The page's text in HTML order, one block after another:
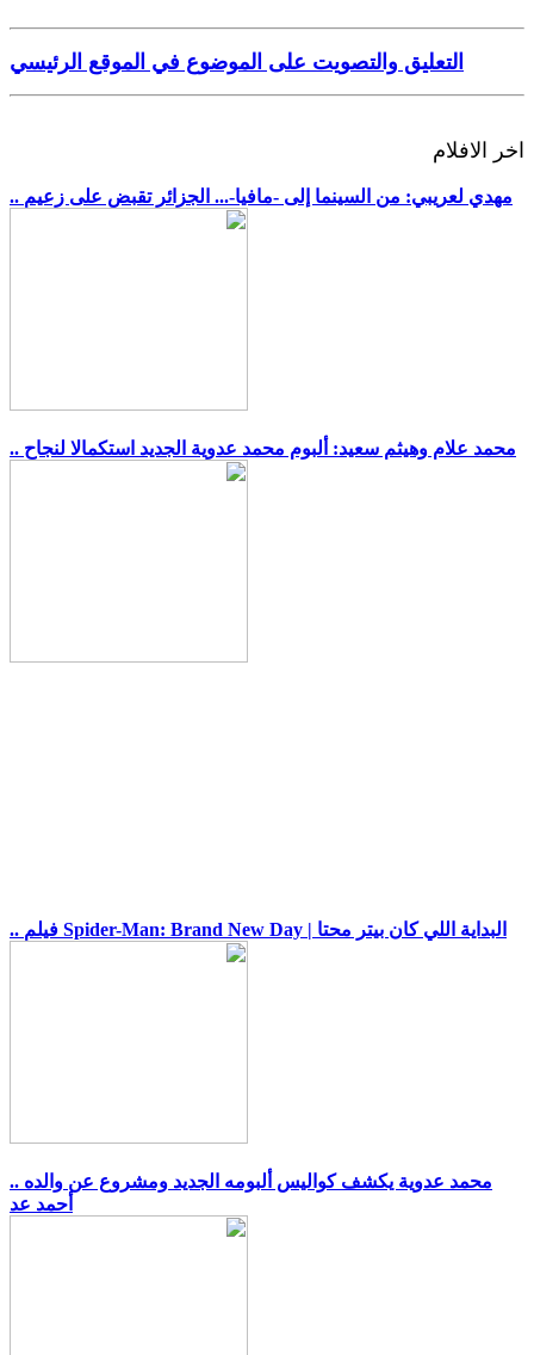
التعليق والتصويت على الموضوع في الموقع الرئيسي
اخر الافلام
.. مهدي لعريبي: من السينما إلى -مافيا-... الجزائر تقبض على زعيم
.. محمد علام وهيثم سعيد: ألبوم محمد عدوية الجديد استكمالا لنجاح
.. فيلم Spider-Man: Brand New Day | البداية اللي كان بيتر محتا
.. محمد عدوية يكشف كواليس ألبومه الجديد ومشروع عن والده
أحمد عد